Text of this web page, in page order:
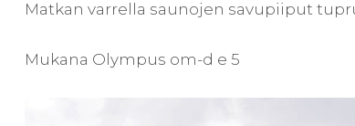
Matkan varrella saunojen savupiiput
Mukana Olympus om-d e 5